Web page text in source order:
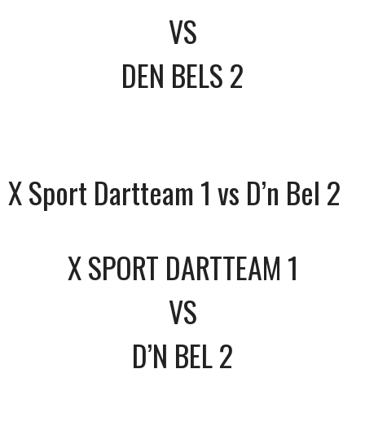
VS
DEN BELS 2
X Sport Dartteam 1 vs D’n Bel 2
X SPORT DARTTEAM 1
VS
D’N BEL 2